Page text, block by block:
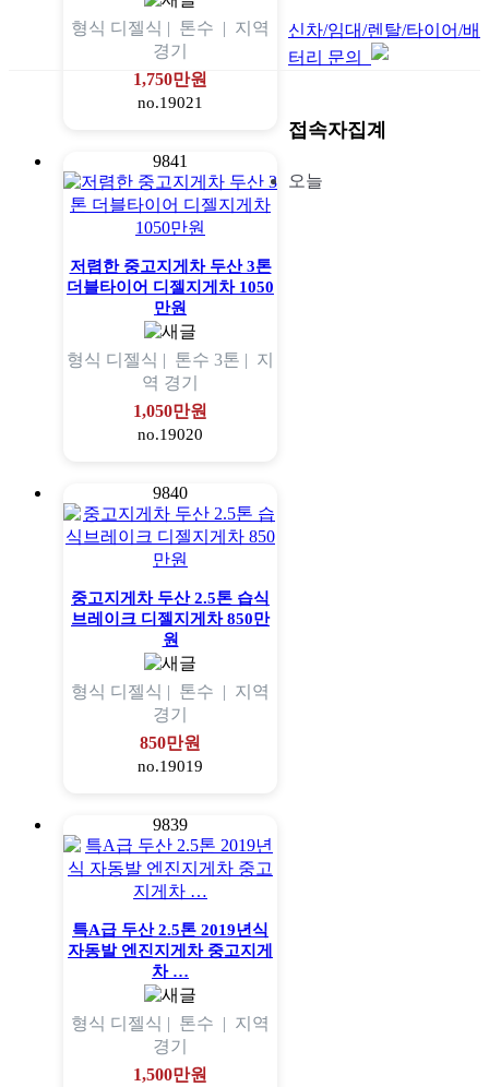
형식 디젤식 | 톤수 | 지역
경기
1,750만원
no.19021
9841
저렴한 중고지게차 두산 3톤
더블타이어 디젤지게차 1050
만원
형식 디젤식 | 톤수 3톤 | 지
역 경기
1,050만원
no.19020
9840
중고지게차 두산 2.5톤 습식
브레이크 디젤지게차 850만
원
형식 디젤식 | 톤수 | 지역
경기
850만원
no.19019
9839
특A급 두산 2.5톤 2019년식
자동발 엔진지게차 중고지게
차 …
형식 디젤식 | 톤수 | 지역
경기
1,500만원
신차/임대/렌탈/타이어/배
터리 문의
접속자집계
오늘